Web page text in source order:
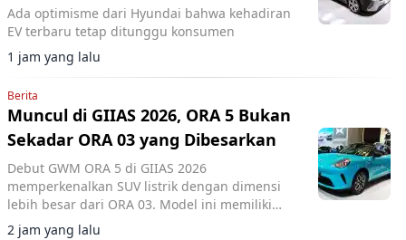
Ada optimisme dari Hyundai bahwa kehadiran
EV terbaru tetap ditunggu konsumen
1 jam yang lalu
Berita
Muncul di GIIAS 2026, ORA 5 Bukan
Sekadar ORA 03 yang Dibesarkan
Debut GWM ORA 5 di GIIAS 2026
memperkenalkan SUV listrik dengan dimensi
lebih besar dari ORA 03. Model ini memiliki
panjang 4.471 mm dan wheelbase 2.720 mm.
2 jam yang lalu